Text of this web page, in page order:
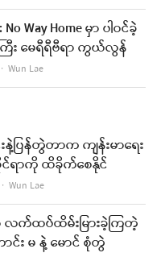
Way Home မှာ ပါဝင်ခဲ့
ြီး မေရီရီဗီရာ ကွယ်လွန်
Author
Wun Lae
နဲ့ပြန်တွဲတာက ကျန်းမာရေး
ရာကို ထိခိုက်စေနိုင်
Author
Wun Lae
လက်ထပ်ထိမ်းမြားခဲ့ကြတဲ့
င်း မ နဲ့ မောင် စုံတွဲ